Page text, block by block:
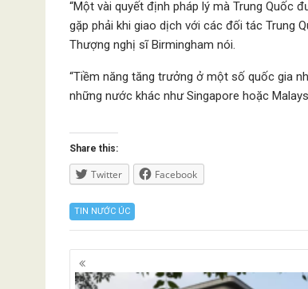
“Một vài quyết định pháp lý mà Trung Quốc
gặp phải khi giao dịch với các đối tác Trung
Thượng nghị sĩ Birmingham nói.
“Tiềm năng tăng trưởng ở một số quốc gia
những nước khác như Singapore hoặc
Share this:
Twitter Facebook
TIN NƯỚC ÚC
Posts
navigation